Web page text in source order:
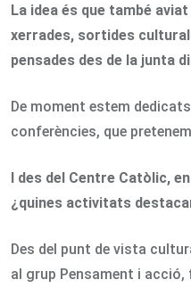
La idea és que també
xerrades, sortides
pensades des de la junta
De moment estem
conferències, que
I des del Centre Catòlic,
¿quines activitats
Des del punt de vista
al grup Pensament i